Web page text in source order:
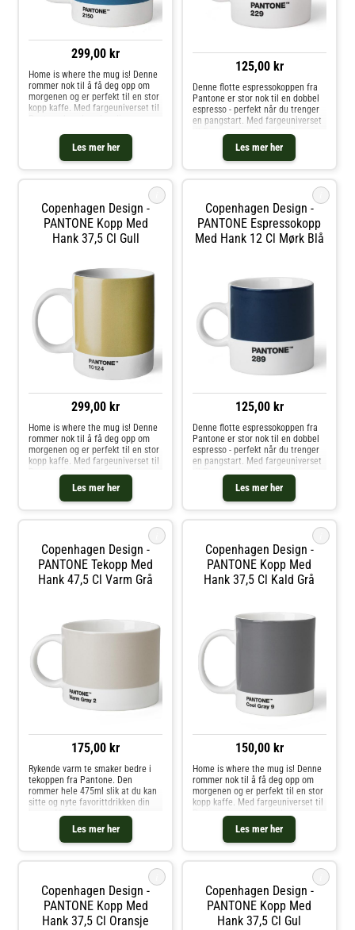
299,00 kr
Les mer her
Home is where the mug is! Denne
rommer nok til å få deg opp om
morgenen og er perfekt til en stor
kopp kaffe. Med fargeuniverset til
favorittkoppen. Hver kopp er i
fineste benporselen.
125,00 kr
Les mer her
Denne flotte espressokoppen fra
Pantone er stor nok til en dobbel
espresso - perfekt når du trenger
en pangstart. Med fargeuniverset
til Pantone kan du velge din
personlige farge til
favorittkoppen. Hver kopp er i
fineste benporselen.
Copenhagen Design -
PANTONE Kopp Med
Hank 37,5 Cl Gull
299,00 kr
Les mer her
Home is where the mug is! Denne
rommer nok til å få deg opp om
morgenen og er perfekt til en stor
kopp kaffe. Med fargeuniverset til
Pantone kan du velge din
personlige farge til
favorittkoppen. Hver kopp er i
fineste benporselen.
Copenhagen Design -
PANTONE Espressokopp
Med Hank 12 Cl Mørk Blå
125,00 kr
Les mer her
Denne flotte espressokoppen fra
Pantone er stor nok til en dobbel
espresso - perfekt når du trenger
en pangstart. Med fargeuniverset
til Pantone kan du velge din
personlige farge til
favorittkoppen. Hver kopp er i
fineste benporselen.
Copenhagen Design -
PANTONE Tekopp Med
Hank 47,5 Cl Varm Grå
175,00 kr
Les mer her
Rykende varm te smaker bedre i
tekoppen fra Pantone. Den
rommer hele 475ml slik at du kan
sitte og nyte favorittdrikken din
lenge. Med fargeuniverset til
Pantone kan du velge din
personlige farge til
favorittkoppen. Hver kopp er i
Copenhagen Design -
PANTONE Kopp Med
Hank 37,5 Cl Kald Grå
150,00 kr
Les mer her
Home is where the mug is! Denne
rommer nok til å få deg opp om
morgenen og er perfekt til en stor
kopp kaffe. Med fargeuniverset til
Pantone kan du velge din
personlige farge til
favorittkoppen. Hver kopp er i
fineste benporselen.
Copenhagen Design -
PANTONE Kopp Med
Hank 37,5 Cl Oransje
Copenhagen Design -
PANTONE Kopp Med
Hank 37,5 Cl Gul